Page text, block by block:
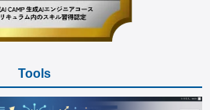
Tools